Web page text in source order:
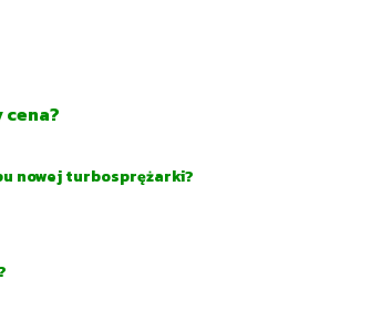
nowej turbosprężarki?